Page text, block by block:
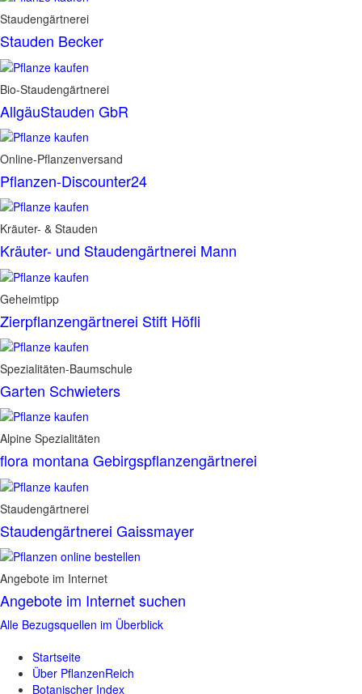
Staudengärtnerei
Stauden Becker
Bio-Staudengärtnerei
AllgäuStauden GbR
Online-Pflanzenversand
Pflanzen-Discounter24
Kräuter- & Stauden
Kräuter- und Staudengärtnerei Mann
Geheimtipp
Zierpflanzengärtnerei Stift Höfli
Spezialitäten-Baumschule
Garten Schwieters
Alpine Spezialitäten
flora montana Gebirgspflanzengärtnerei
Staudengärtnerei
Staudengärtnerei Gaissmayer
Angebote im Internet
Angebote im Internet suchen
Alle Bezugsquellen im Überblick
Startseite
Über PflanzenReich
Botanischer Index